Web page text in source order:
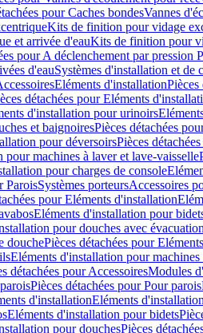
pour Caches bondesVannes
Kits de finition pour vidage
et arrivée d'eauKits de finition pour
pour A déclenchement par pression
d'eauSystèmes d'installation et de
Eléments d'installationPièces
détachées pour Eléments
d'installation pour urinoirs
et baignoiresPièces détachées
pour déversoirsPièces
pour machines à laver et lave-vaisselle
pour charges de console
ParoisSystèmes porteursAccessoires
pour Eléments d'installation
Eléments d'installation pour
pour douches avec
douchePièces détachées pour
Eléments d'installation pour
détachées pour AccessoiresModules
Pièces détachées pour Pour parois
d'installationEléments
Eléments d'installation pour bidets
pour douchesPièces